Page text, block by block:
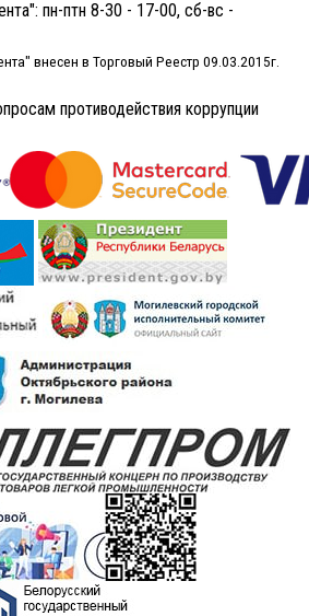
пн-птн 8-30 - 17-00, сб-вс -
внесен в Торговый Реестр 09.03.2015г.
противодействия коррупции